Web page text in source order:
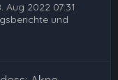
Aug 2022 07:31
und